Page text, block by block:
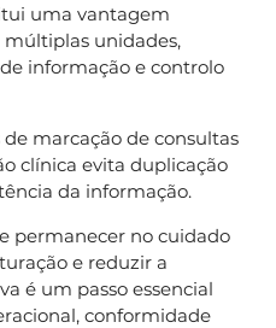
uma vantagem
unidades,
informação e controlo
marcação de consultas
clínica evita duplicação
da informação.
permanecer no cuidado
e reduzir a
é um passo essencial
conformidade